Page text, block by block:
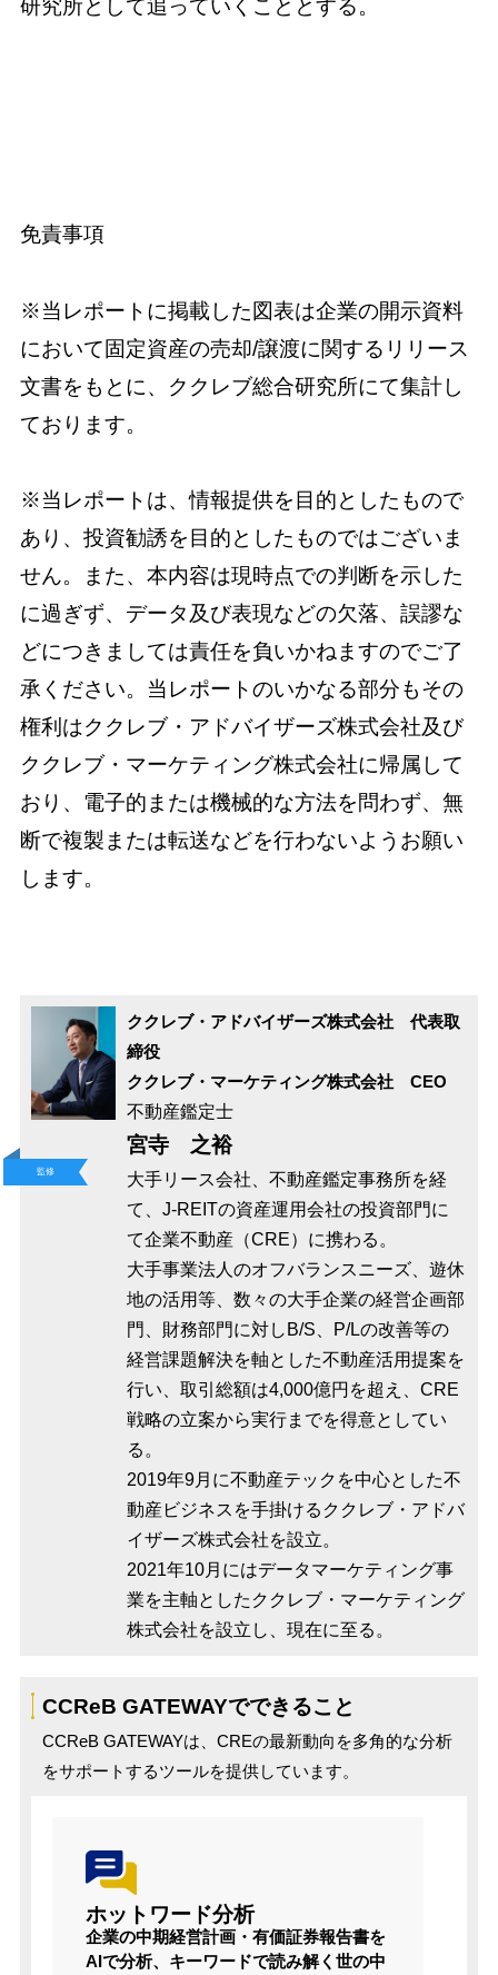
研究所として追っていくこととする。
免責事項
※当レポートに掲載した図表は企業の開示資料
において固定資産の売却/譲渡に関するリリース
文書をもとに、ククレブ総合研究所にて集計し
ております。
※当レポートは、情報提供を目的としたもので
あり、投資勧誘を目的としたものではございま
せん。また、本内容は現時点での判断を示した
に過ぎず、データ及び表現などの欠落、誤謬な
どにつきましては責任を負いかねますのでご了
承ください。当レポートのいかなる部分もその
権利はククレブ・アドバイザーズ株式会社及び
ククレブ・マーケティング株式会社に帰属して
おり、電子的または機械的な方法を問わず、無
断で複製または転送などを行わないようお願い
します。
監修
ククレブ・アドバイザーズ株式会社 代表取
締役
ククレブ・マーケティング株式会社 CEO
不動産鑑定士
宮寺 之裕
大手リース会社、不動産鑑定事務所を経
て、J-REITの資産運用会社の投資部門に
て企業不動産（CRE）に携わる。
大手事業法人のオフバランスニーズ、遊休
地の活用等、数々の大手企業の経営企画部
門、財務部門に対しB/S、P/Lの改善等の
経営課題解決を軸とした不動産活用提案を
行い、取引総額は4,000億円を超え、CRE
戦略の立案から実行までを得意としてい
る。
2019年9月に不動産テックを中心とした不
動産ビジネスを手掛けるククレブ・アドバ
イザーズ株式会社を設立。
2021年10月にはデータマーケティング事
業を主軸としたククレブ・マーケティング
株式会社を設立し、現在に至る。
CCReB GATEWAYでできること
CCReB GATEWAYは、CREの最新動向を多角的な分析
をサポートするツールを提供しています。
ホットワード分析
企業の中期経営計画・有価証券報告書を
AIで分析、キーワードで読み解く世の中